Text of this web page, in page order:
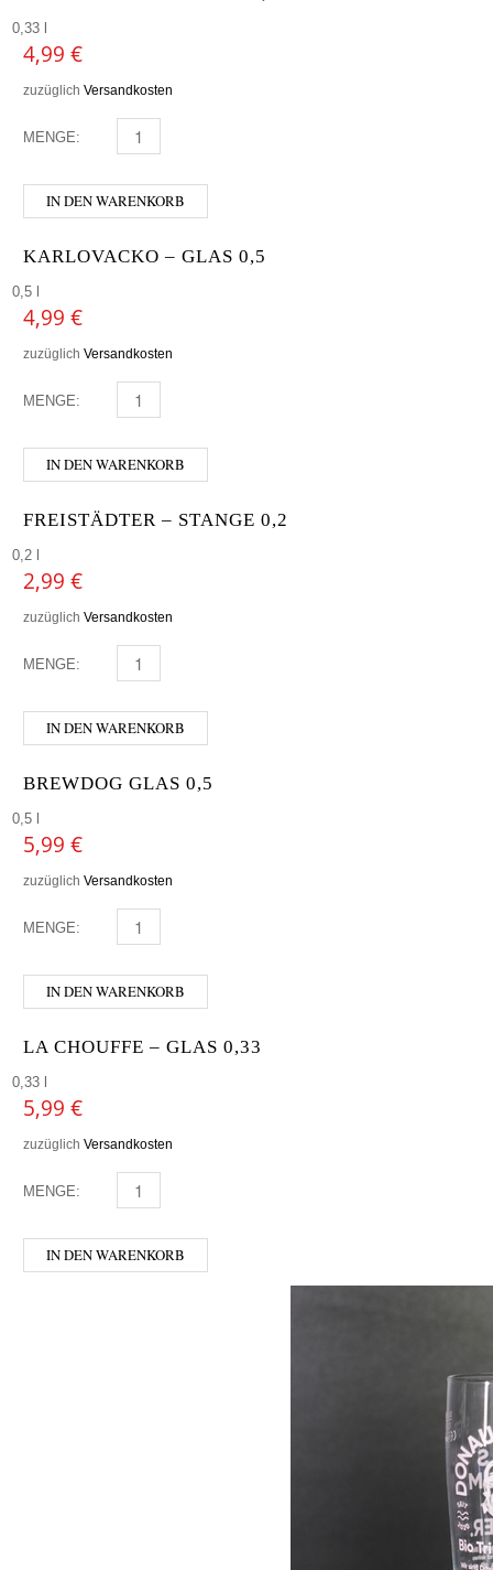
0,33 l
4,99 €
zuzüglich Versandkosten
MENGE: BIERSCHMIEDE - GLAS 0,33 MENGE
IN DEN WARENKORB
KARLOVACKO – GLAS 0,5
0,5 l
4,99 €
zuzüglich Versandkosten
MENGE: KARLOVACKO - GLAS 0,5 MENGE
IN DEN WARENKORB
FREISTÄDTER – STANGE 0,2
0,2 l
2,99 €
zuzüglich Versandkosten
MENGE: FREISTÄDTER - STANGE 0,2 MENGE
IN DEN WARENKORB
BREWDOG GLAS 0,5
0,5 l
5,99 €
zuzüglich Versandkosten
MENGE: BREWDOG GLAS 0,5 MENGE
IN DEN WARENKORB
LA CHOUFFE – GLAS 0,33
0,33 l
5,99 €
zuzüglich Versandkosten
MENGE: LA CHOUFFE - GLAS 0,33 MENGE
IN DEN WARENKORB